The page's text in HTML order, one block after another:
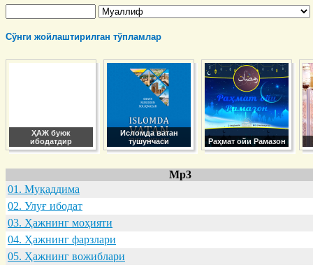
Сўнги жойлаштирилган тўпламлар
ҲАЖ буюк
ибодатдир
Исломда ватан
тушунчаси
Раҳмат ойи Рамазон
Mp3
01. Муқaддимa
02. Улуғ ибодaт
03. Ҳaжнинг моҳияти
04. Ҳaжнинг фaрзлaри
05. Ҳaжнинг вожиблaри